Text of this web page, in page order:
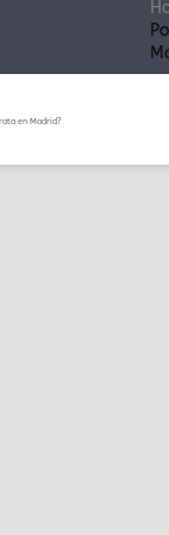
en Madrid?